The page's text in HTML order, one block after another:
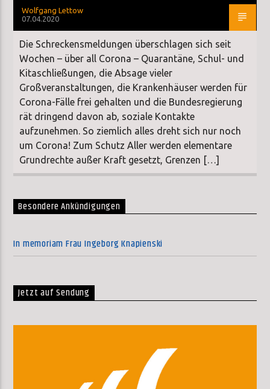
Wolfgang Lettow
07.04.2020
Die Schreckensmeldungen überschlagen sich seit
Wochen – über all Corona – Quarantäne, Schul- und
Kitaschließungen, die Absage vieler
Großveranstaltungen, die Krankenhäuser werden für
Corona-Fälle frei gehalten und die Bundesregierung
rät dringend davon ab, soziale Kontakte
aufzunehmen. So ziemlich alles dreht sich nur noch
um Corona! Zum Schutz Aller werden elementare
Grundrechte außer Kraft gesetzt, Grenzen […]
Besondere Ankündigungen
In memoriam Frau Ingeborg Knapienski
Jetzt auf Sendung